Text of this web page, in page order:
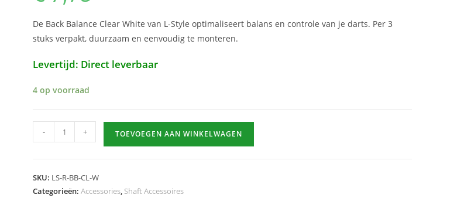
De Back Balance Clear White van L-Style optimaliseert balans en controle van je darts. Per 3
stuks verpakt, duurzaam en eenvoudig te monteren.
Levertijd: Direct leverbaar
4 op voorraad
Balance
hoeveelheid
- + TOEVOEGEN AAN WINKELWAGEN
SKU: LS-R-BB-CL-W
Categorieën: Accessories, Shaft Accessoires